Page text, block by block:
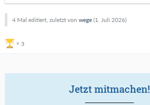
4 Mal editiert, zuletzt von wege (1. Juli 2026)
3
Jetzt mitmachen!